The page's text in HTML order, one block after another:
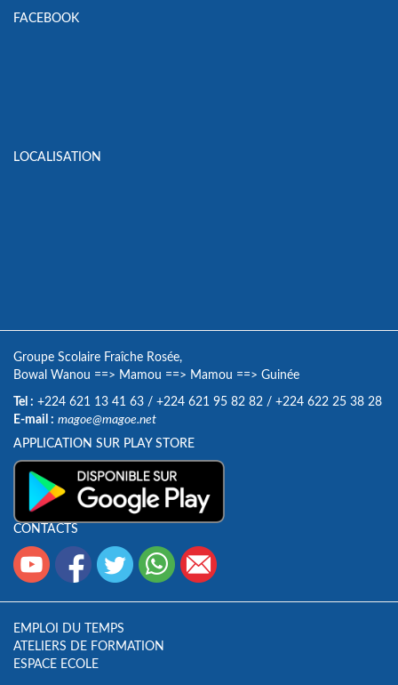
FACEBOOK
LOCALISATION
Groupe Scolaire Fraîche Rosée,
Bowal Wanou ==> Mamou ==> Mamou ==> Guinée
Tel : +224 621 13 41 63 / +224 621 95 82 82 / +224 622 25 38 28
E-mail : magoe@magoe.net
APPLICATION SUR PLAY STORE
CONTACTS
EMPLOI DU TEMPS
ATELIERS DE FORMATION
ESPACE ECOLE